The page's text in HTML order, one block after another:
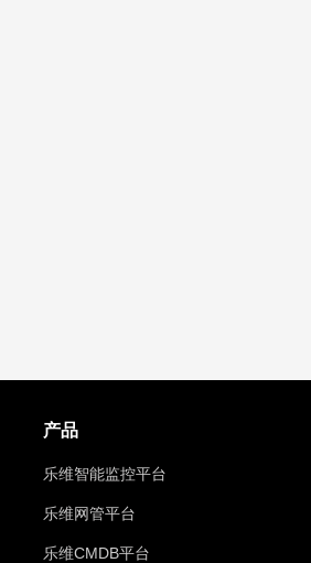
产品
乐维智能监控平台
乐维网管平台
乐维CMDB平台